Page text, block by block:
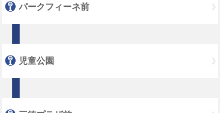
パークフィーネ前
児童公園